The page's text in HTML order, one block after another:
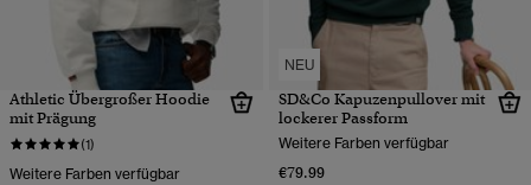
Athletic Übergroßer Hoodie
mit Prägung
(1)
Weitere Farben verfügbar
NEU
SD&Co Kapuzenpullover mit
lockerer Passform
Weitere Farben verfügbar
€79.99